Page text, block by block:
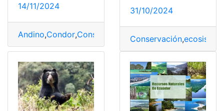
14/11/2024
Andino,Condor,Conservación Programas Resultados
31/10/2024
Conservación,